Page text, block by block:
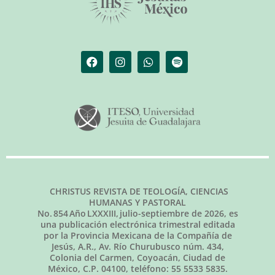
CHRISTUS REVISTA DE TEOLOGÍA, CIENCIAS
HUMANAS Y PASTORAL
No.854Año LXXXIII, julio-septiembre de 2026, es
una publicación electrónica trimestral editada
por la Provincia Mexicana de la Compañía de
Jesús, A.R., Av. Río Churubusco núm. 434,
Colonia del Carmen, Coyoacán, Ciudad de
México, C.P. 04100, teléfono: 55 5533 5835.